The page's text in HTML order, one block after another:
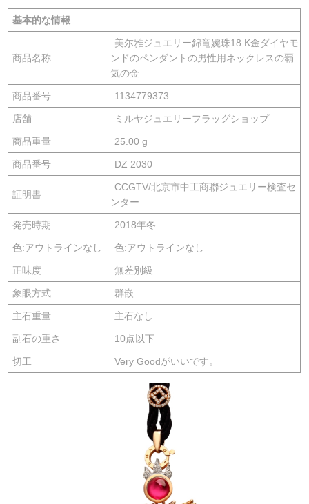
基本的な情報
商品名称
美尔雅ジュエリー錦竜婉珠18 K金ダイヤモ
ンドのペンダントの男性用ネックレスの覇
気の金
商品番号 1134779373
店舗 ミルヤジュエリーフラッグショップ
商品重量 25.00 g
商品番号 DZ 2030
証明書
CCGTV/北京市中工商聯ジュエリー検査セ
ンター
発売時期 2018年冬
色:アウトラインなし 色:アウトラインなし
正味度 無差別級
象眼方式 群嵌
主石重量 主石なし
副石の重さ 10点以下
切工 Very Goodがいいです。